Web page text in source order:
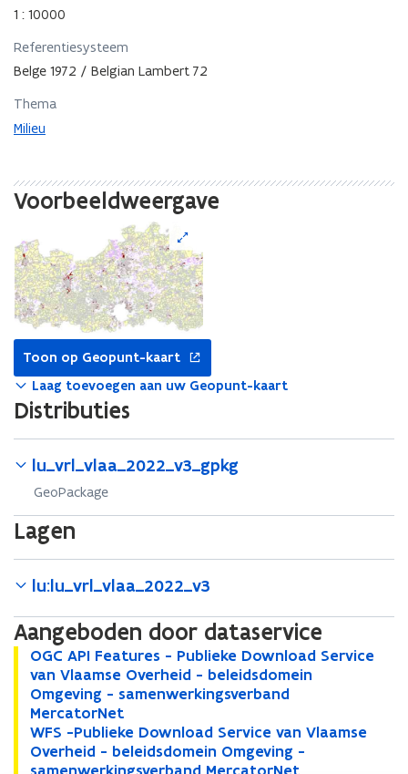
1 : 10000
Referentiesysteem
Belge 1972 / Belgian Lambert 72
Thema
Milieu
Voorbeeldweergave
Toon op Geopunt-kaart
opent
nieuw
venster
Laag toevoegen aan uw Geopunt-kaart
Distributies
lu_vrl_vlaa_2022_v3_gpkg
GeoPackage
Lagen
lu:lu_vrl_vlaa_2022_v3
Aangeboden door dataservice
O
G
C
A
P
I
F
OGC API Features - Publieke Download Service
van Vlaamse Overheid - beleidsdomein
Omgeving - samenwerkingsverband
MercatorNet
O
G
C
A
P
I
F
W
F
S
WFS -Publieke Download Service van Vlaamse
Overheid - beleidsdomein Omgeving -
W
F
S